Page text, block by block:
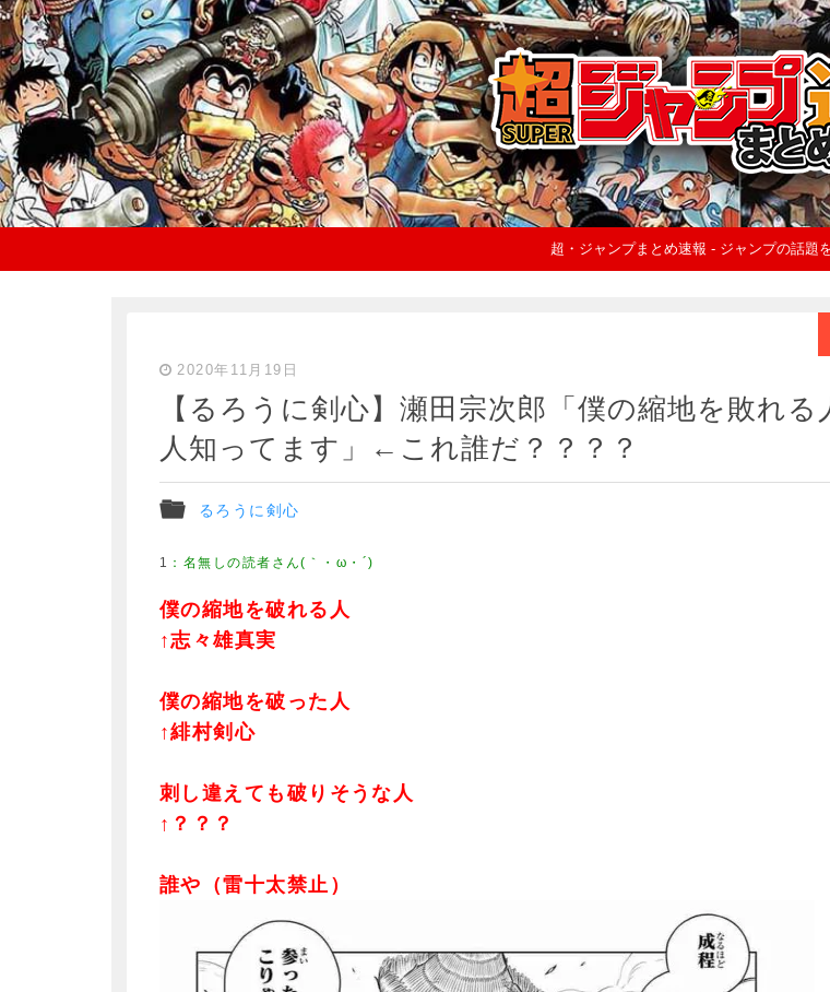
超・ジャンプまとめ速報 - ジャンプの話題
2020年11月19日
【るろうに剣心】瀬田宗次郎「僕の縮地を敗れる
人知ってます」←これ誰だ？？？？
るろうに剣心
1
僕の縮地を破れる人
↑志々雄真実
僕の縮地を破った人
↑緋村剣心
刺し違えても破りそうな人
↑？？？
誰や（雷十太禁止）